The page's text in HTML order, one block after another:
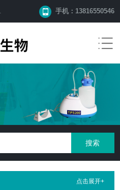
手机：13816550546
点击展开+